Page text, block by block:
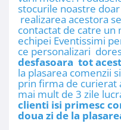
stocurile noastre
realizarea acestora
contactat de catre un
echipei Eventissimi
ce personalizari
desfasoara tot
la plasarea comenzii
prin firma de curierat
mai mult de 3 zile
clienti isi primesc
doua zi de la